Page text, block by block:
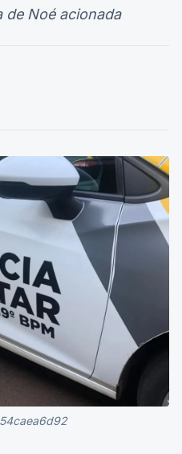
de Noé acionada